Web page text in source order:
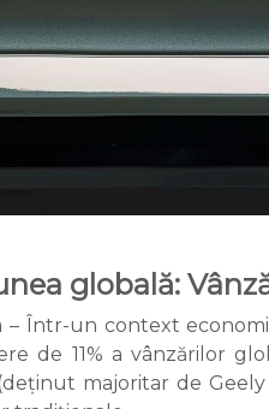
globală:
– Într-un context
de 11% a vânzărilor
majoritar de